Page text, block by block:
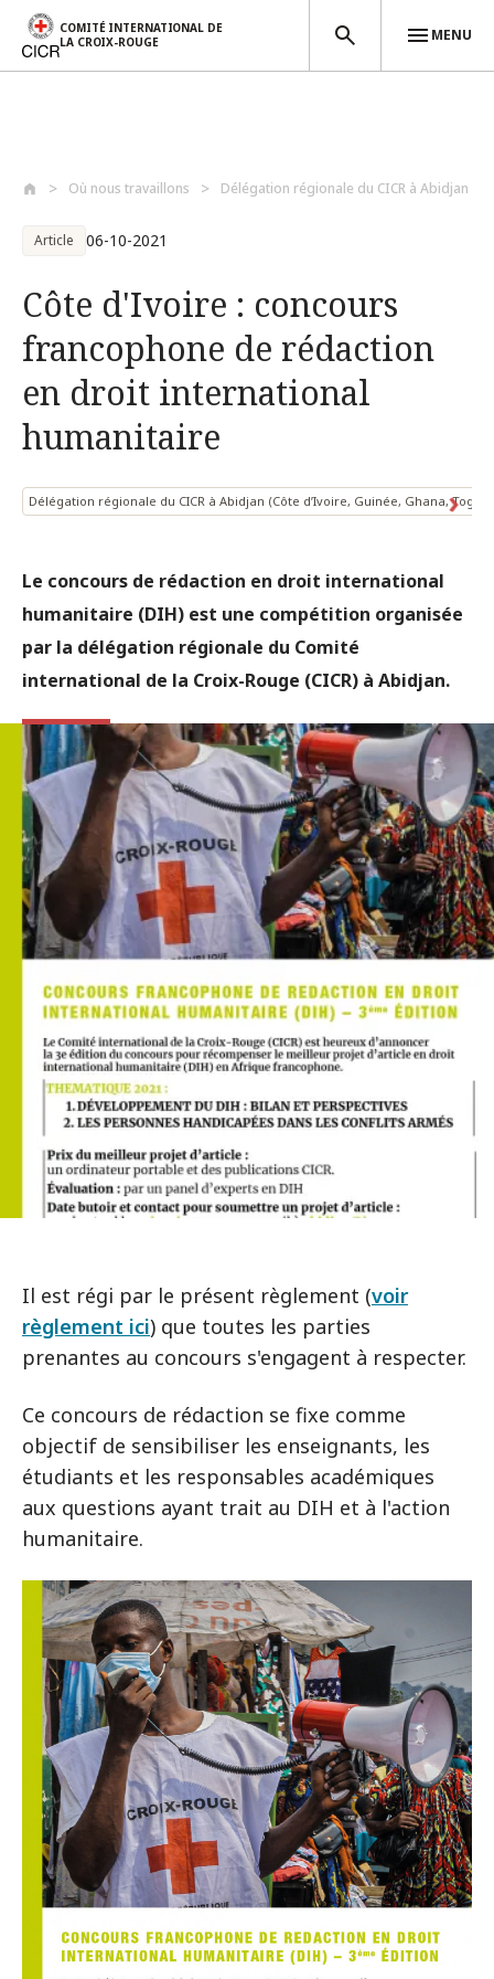
COMITÉ INTERNATIONAL DE
LA CROIX-ROUGE
MENU
Où nous travaillons Délégation régionale du CICR à Abidjan (...
Article 06-10-2021
Côte d'Ivoire : concours
francophone de rédaction
en droit international
humanitaire
Délégation régionale du CICR à Abidjan (Côte d’Ivoire, Guinée, Ghana, Togo
Le concours de rédaction en droit international
humanitaire (DIH) est une compétition organisée
par la délégation régionale du Comité
international de la Croix-Rouge (CICR) à Abidjan.
Il est régi par le présent règlement (voir
règlement ici) que toutes les parties
prenantes au concours s'engagent à respecter.
Ce concours de rédaction se fixe comme
objectif de sensibiliser les enseignants, les
étudiants et les responsables académiques
aux questions ayant trait au DIH et à l'action
humanitaire.